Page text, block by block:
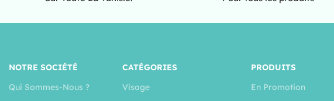
NOTRE SOCIÉTÉ
Qui Sommes-Nous ?
CATÉGORIES
Visage
PRODUITS
En Promotion